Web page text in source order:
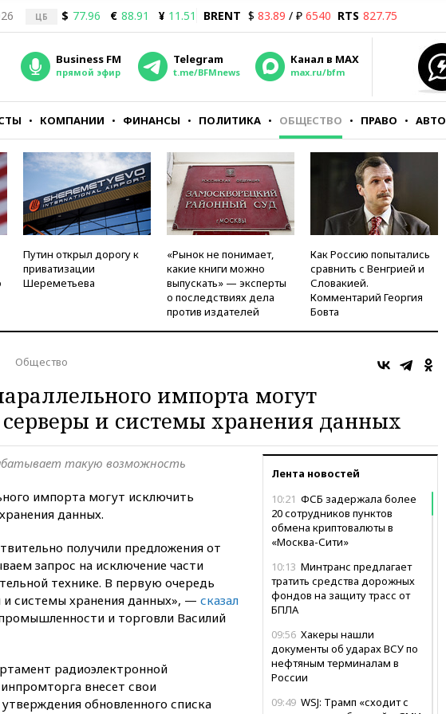
ЦБ $ 77.96 € 88.91 ¥ 11.51 BRENT $ 83.89 / ₽ 6540 RTS 827.75
Business FM
прямой эфир
Telegram
t.me/BFMnews
Канал в MAX
max.ru/bfm
КОМПАНИИ ФИНАНСЫ ПОЛИТИКА ОБЩЕСТВО ПРАВО АВТО
Путин открыл дорогу к
приватизации
Шереметьева
«Рынок не понимает,
какие книги можно
выпускать» — эксперты
о последствиях дела
против издателей
Как Россию попытались
сравнить с Венгрией и
Словакией.
Комментарий Георгия
Бовта
Общество
импорта могут
и системы хранения данных
Лента новостей
10:21 ФСБ задержала более
20 сотрудников пунктов
обмена криптовалюты в
«Москва-Сити»
10:13 Минтранс предлагает
тратить средства дорожных
фондов на защиту трасс от
БПЛА
09:56 Хакеры нашли
документы об ударах ВСУ по
нефтяным терминалам в
России
09:49 WSJ: Трамп «сходит с
такую возможность
импорта могут исключить
данных.
получили предложения от
запрос на исключение части
технике. В первую очередь
системы хранения данных», — сказал
и торговли Василий
радиоэлектронной
внесет свои
обновленного списка